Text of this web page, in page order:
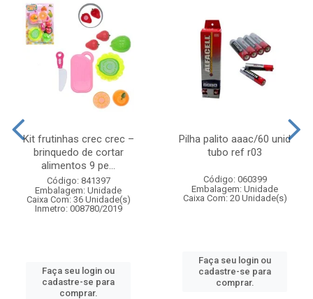
Kit frutinhas crec crec –
brinquedo de cortar
alimentos 9 pe...
Código: 841397
Embalagem: Unidade
Caixa Com: 36 Unidade(s)
Inmetro: 008780/2019
Faça seu login ou
cadastre-se para
comprar.
Pilha palito aaac/60 unid
tubo ref r03
Código: 060399
Embalagem: Unidade
Caixa Com: 20 Unidade(s)
Faça seu login ou
cadastre-se para
comprar.